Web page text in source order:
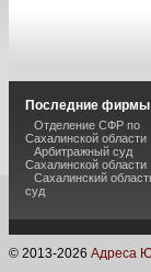
Последние фирмы
Отделение СФР по
Сахалинской области
Арбитражный суд
Сахалинской области
Сахалинский
суд
© 2013-2026 Адреса